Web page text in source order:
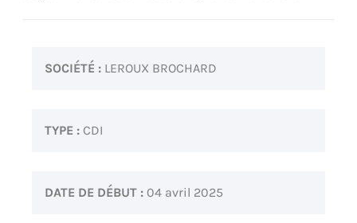
SOCIÉTÉ : LEROUX BROCHARD
TYPE : CDI
DATE DE DÉBUT : 04 avril 2025